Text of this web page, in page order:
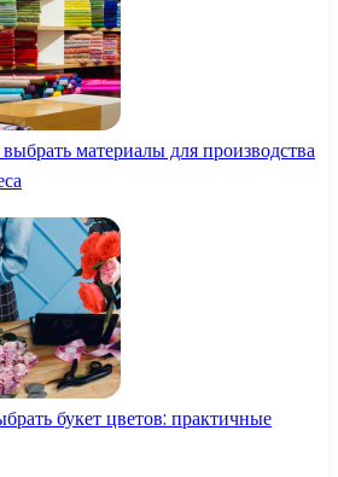
материалы для производства
букет цветов: практичные